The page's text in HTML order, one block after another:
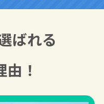
ばれる
由！